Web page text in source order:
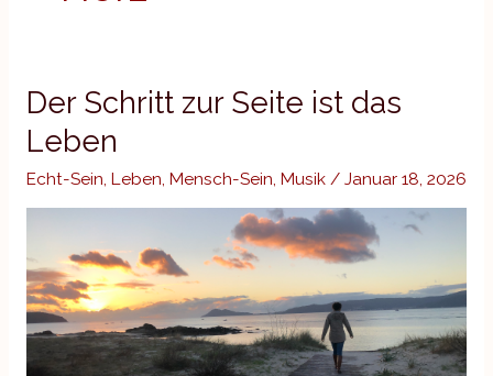
Der Schritt zur Seite ist das
Leben
Echt-Sein Leben Mensch-Sein Musik/ Januar 18, 2026
Der
Schritt
Seite
Leben